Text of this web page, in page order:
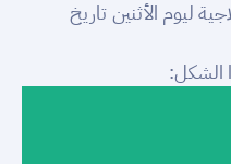
ليوم الأثنين تاريخ
الشكل: